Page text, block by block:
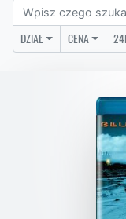
DZIAŁ CENA